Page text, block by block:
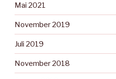
Mai 2021
November 2019
Juli 2019
November 2018